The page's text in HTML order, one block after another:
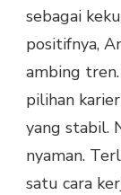
sebagai
positifnya,
ambing
pilihan
yang stabil.
nyaman.
satu cara